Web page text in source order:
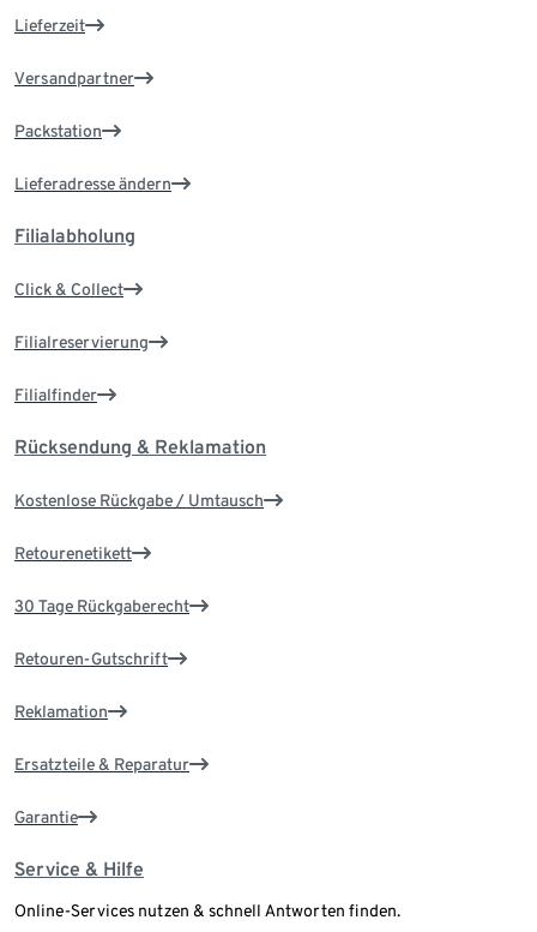
Lieferzeit
Versandpartner
Packstation
Lieferadresse ändern
Filialabholung
Click & Collect
Filialreservierung
Filialfinder
Rücksendung & Reklamation
Kostenlose Rückgabe / Umtausch
Retourenetikett
30 Tage Rückgaberecht
Retouren-Gutschrift
Reklamation
Ersatzteile & Reparatur
Garantie
Service & Hilfe
Online-Services nutzen & schnell Antworten finden.